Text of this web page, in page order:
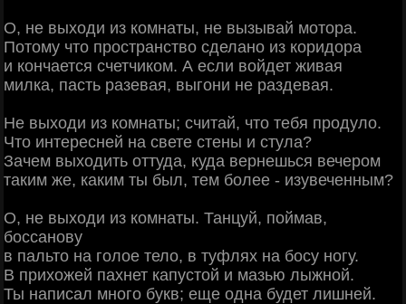
О, не выходи из комнаты, не вызывай мотора.
Потому что пространство сделано из коридора
и кончается счетчиком. А если войдет живая
милка, пасть разевая, выгони не раздевая.
Не выходи из комнаты; считай, что тебя продуло.
Что интересней на свете стены и стула?
Зачем выходить оттуда, куда вернешься вечером
таким же, каким ты был, тем более - изувеченным?
О, не выходи из комнаты. Танцуй, поймав,
боссанову
в пальто на голое тело, в туфлях на босу ногу.
В прихожей пахнет капустой и мазью лыжной.
Ты написал много букв; еще одна будет лишней.